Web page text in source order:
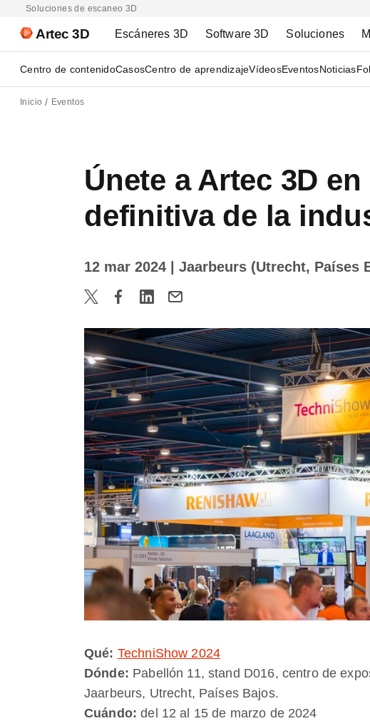
Soluciones de escaneo 3D
Artec 3D Escáneres 3D Software 3D Soluciones
Centro de contenidoCasosCentro de aprendizajeVídeosEventosNoticias
Inicio Eventos
Únete a Artec 3D
definitiva de la
12 mar 2024 | Jaarbeurs (Utrecht, Países
Qué: TechniShow 2024
Dónde: Pabellón 11, stand D016, centro de
Jaarbeurs, Utrecht, Países Bajos.
Cuándo:del 12 al 15 de marzo de 2024